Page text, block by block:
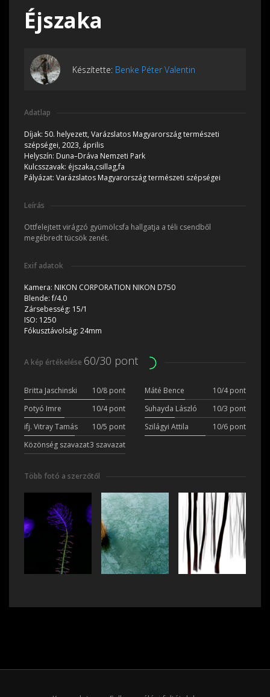
Éjszaka
Készítette: Benke Péter Valentin
Adatlap
Díjak: 50. helyezett, Varázslatos Magyarország természeti
szépségei, 2023, április
Helyszín: Duna–Dráva Nemzeti Park
Kulcsszavak: éjszaka,csillag,fa
Pályázat: Varázslatos Magyarország természeti szépségei
Leírás
Ottfelejtett virágzó gyümölcsfa hallgatja a téli csendből
megébredt tücsök zenét.
Exif adatok
Kamera: NIKON CORPORATION NIKON D750
Blende:f/4.0
Zársebesség: 15/1
ISO: 1250
Fókusztávolság: 24mm
A kép értékelése 60/30 pont
Britta Jaschinski 10/8 pont Máté Bence
10/4 pont
Potyó Imre
10/4 pont Suhayda László
10/3 pont
ifj. Vitray Tamás
10/5 pont Szilágyi Attila
10/6 pont
Közönség szavazat3 szavazat
Több fotó a szerzőtől